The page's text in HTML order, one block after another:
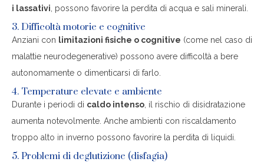
i lassativi , possono favorire la perdita di acqua e sali minerali.
3. Difficoltà motorie e cognitive
Anziani con limitazioni fisiche o cognitive (come nel caso di
malattie neurodegenerative) possono avere difficoltà a bere
autonomamente o dimenticarsi di farlo.
4. Temperature elevate e ambiente
Durante i periodi di caldo intenso , il rischio di disidratazione
aumenta notevolmente. Anche ambienti con riscaldamento
troppo alto in inverno possono favorire la perdita di liquidi.
5. Problemi di deglutizione (disfagia)